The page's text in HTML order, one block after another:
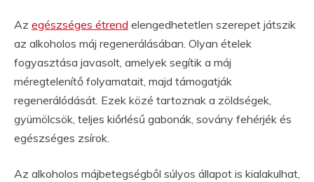
Az egészséges étrend elengedhetetlen szerepet játszik
az alkoholos máj regenerálásában. Olyan ételek
fogyasztása javasolt, amelyek segítik a máj
méregtelenítő folyamatait, majd támogatják
regenerálódását. Ezek közé tartoznak a zöldségek,
gyümölcsök, teljes kiőrlésű gabonák, sovány fehérjék és
egészséges zsírok.
Az alkoholos májbetegségből súlyos állapot is kialakulhat,